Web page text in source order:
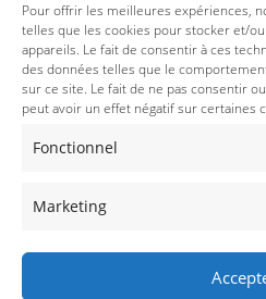
Pour offrir les meilleures expériences,
telles que les cookies pour stocker et/
appareils. Le fait de consentir à ces
des données telles que le
sur ce site. Le fait de ne pas consentir
peut avoir un effet négatif sur certaines
Fonctionnel
Marketing
Politique de confidentialité
Nos réseaux sociaux :